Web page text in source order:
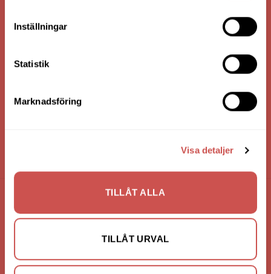
Inställningar
Statistik
Marknadsföring
Visa detaljer
TILLÅT ALLA
TILLÅT URVAL
Nilssons Möbler i Lammhult
N. Fabriksgatan 2
363 44 Lammhult